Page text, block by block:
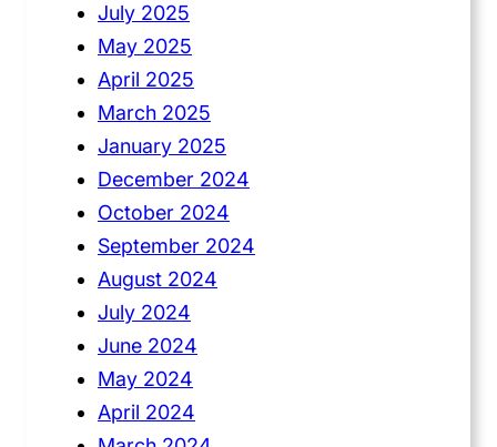
July 2025
May 2025
April 2025
March 2025
January 2025
December 2024
October 2024
September 2024
August 2024
July 2024
June 2024
May 2024
April 2024